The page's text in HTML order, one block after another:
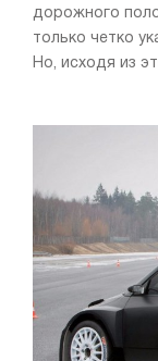
дорожного
только четко
Но, исходя из